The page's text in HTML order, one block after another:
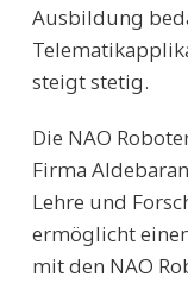
Ausbildung
steigt stetig.
Die NAO
Firma
Lehre und
ermöglicht
mit den NAO